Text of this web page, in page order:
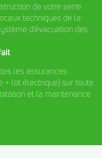
de votre serre
techniques de la
d’évacuation des
les assurances
+ lot électrique) sur toute
et la maintenance